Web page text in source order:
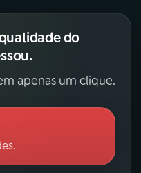
do
apenas um clique.